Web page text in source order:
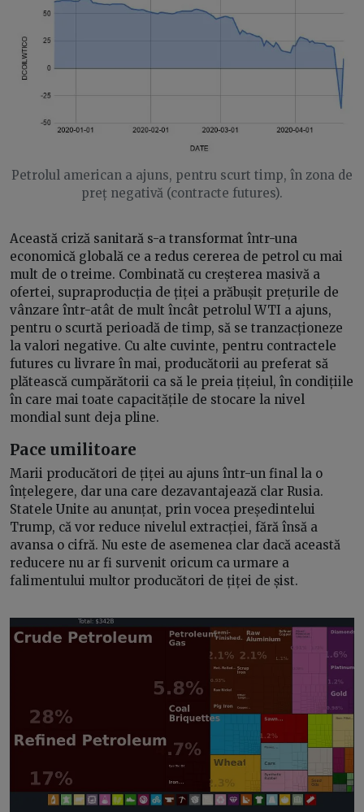
Petrolul american a ajuns, pentru scurt timp, în zona de
preț negativă (contracte futures).
Această criză sanitară s-a transformat într-una
economică globală ce a redus cererea de petrol cu mai
mult de o treime. Combinată cu creșterea masivă a
ofertei, supraproducția de țiței a prăbușit prețurile de
vânzare într-atât de mult încât petrolul WTI a ajuns,
pentru o scurtă perioadă de timp, să se tranzacționeze
la valori negative. Cu alte cuvinte, pentru contractele
futures cu livrare în mai, producătorii au preferat să
plătească cumpărătorii ca să le preia țițeiul, în condițiile
în care mai toate capacitățile de stocare la nivel
mondial sunt deja pline.
Pace umilitoare
Marii producători de țiței au ajuns într-un final la o
înțelegere, dar una care dezavantajează clar Rusia.
Statele Unite au anunțat, prin vocea președintelui
Trump, că vor reduce nivelul extracției, fără însă a
avansa o cifră. Nu este de asemenea clar dacă această
reducere nu ar fi survenit oricum ca urmare a
falimentului multor producători de țiței de șist.